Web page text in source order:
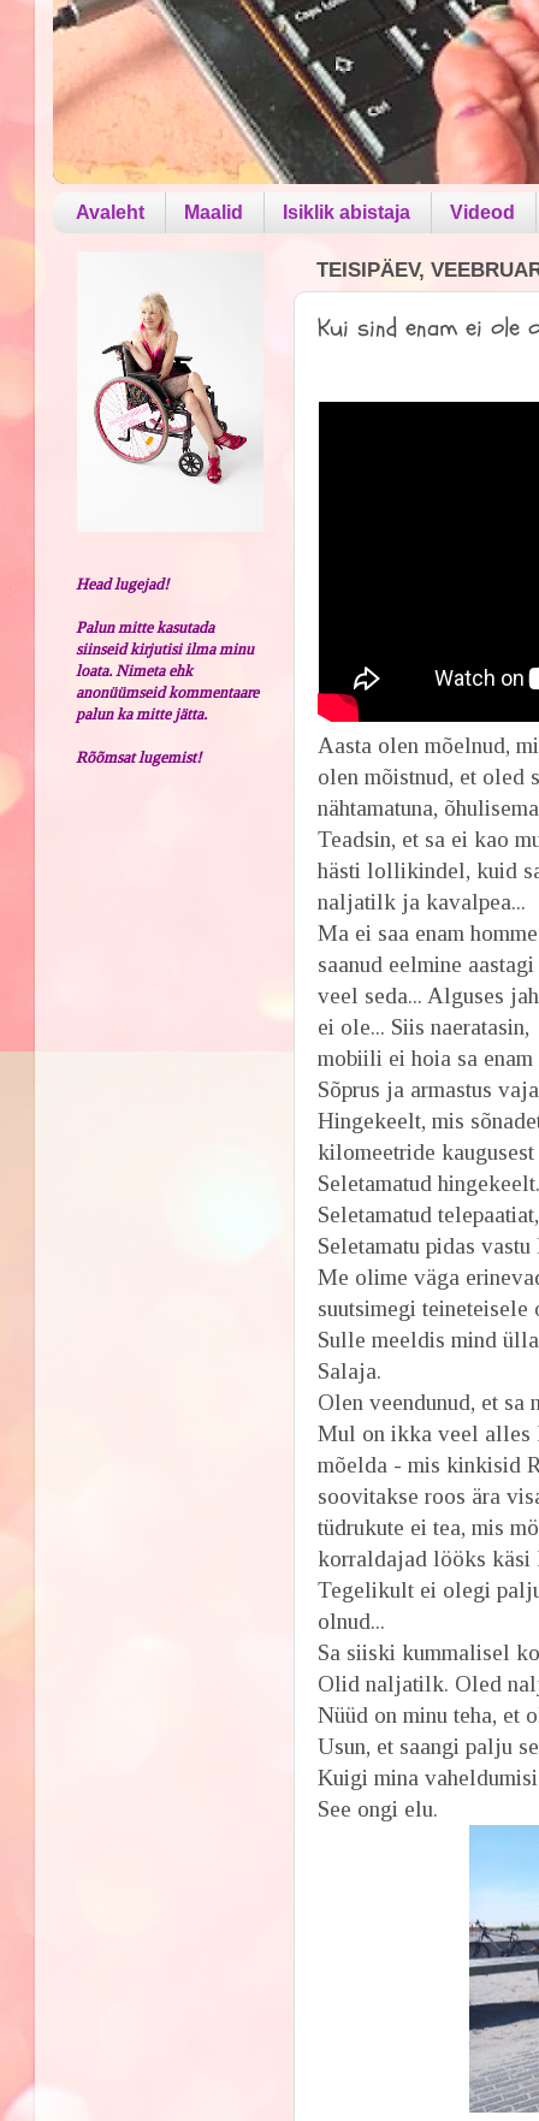
Avaleht Maalid Isiklik abistaja Videod
TEISIPÄEV,
Kui sind enam ei ole
Aasta olen mõelnud,
olen mõistnud, et oled
nähtamatuna,
Teadsin, et sa ei kao
hästi lollikindel, kuid
naljatilk ja kavalpea...
Ma ei saa enam
saanud eelmine
veel seda... Alguses
ei ole... Siis
mobiili ei hoia sa
Sõprus ja armastus
Hingekeelt, mis
kilomeetride
Seletamatud
Seletamatud
Seletamatu pidas
Me olime väga
suutsimegi teineteisele
Sulle meeldis mind
Salaja.
Olen veendunud, et sa
Mul on ikka veel alles
mõelda - mis kinkisid
soovitakse roos ära
tüdrukute ei tea, mis
korraldajad lööks käsi
Tegelikult ei olegi
olnud...
Sa siiski kummalisel
Olid naljatilk. Oled
Nüüd on minu teha, et
Usun, et saangi palju
Kuigi mina
See ongi elu.
Head lugejad!
Palun mitte kasutada
siinseid kirjutisi ilma minu
loata. Nimeta ehk
anonüümseid kommentaare
palun ka mitte jätta.
Rõõmsat lugemist!